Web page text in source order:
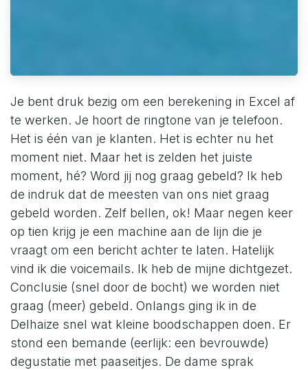
Je bent druk bezig om een berekening in Excel af
te werken. Je hoort de ringtone van je telefoon.
Het is één van je klanten. Het is echter nu het
moment niet. Maar het is zelden het juiste
moment, hé? Word jij nog graag gebeld? Ik heb
de indruk dat de meesten van ons niet graag
gebeld worden. Zelf bellen, ok! Maar negen keer
op tien krijg je een machine aan de lijn die je
vraagt om een bericht achter te laten. Hatelijk
vind ik die voicemails. Ik heb de mijne dichtgezet.
Conclusie (snel door de bocht) we worden niet
graag (meer) gebeld. Onlangs ging ik in de
Delhaize snel wat kleine boodschappen doen. Er
stond een bemande (eerlijk: een bevrouwde)
degustatie met paaseitjes. De dame sprak